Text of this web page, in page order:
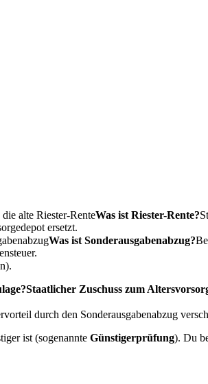
alte Riester-RenteWas ist Riester-Rente?
ersetzt.
Was ist Sonderausgabenabzug?
Staatlicher Zuschuss zum
durch den Sonderausgabenabzug
ist (sogenannte Günstigerprüfung). Du